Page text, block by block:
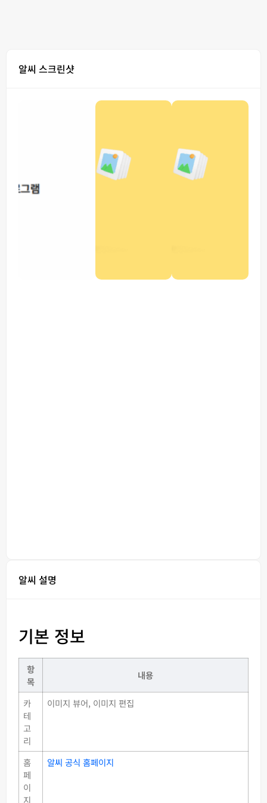
알씨 스크린샷
알씨 설명
기본 정보
항
목
내용
카
테
고
리
이미지 뷰어, 이미지 편집
홈
페
이
지
알씨 공식 홈페이지